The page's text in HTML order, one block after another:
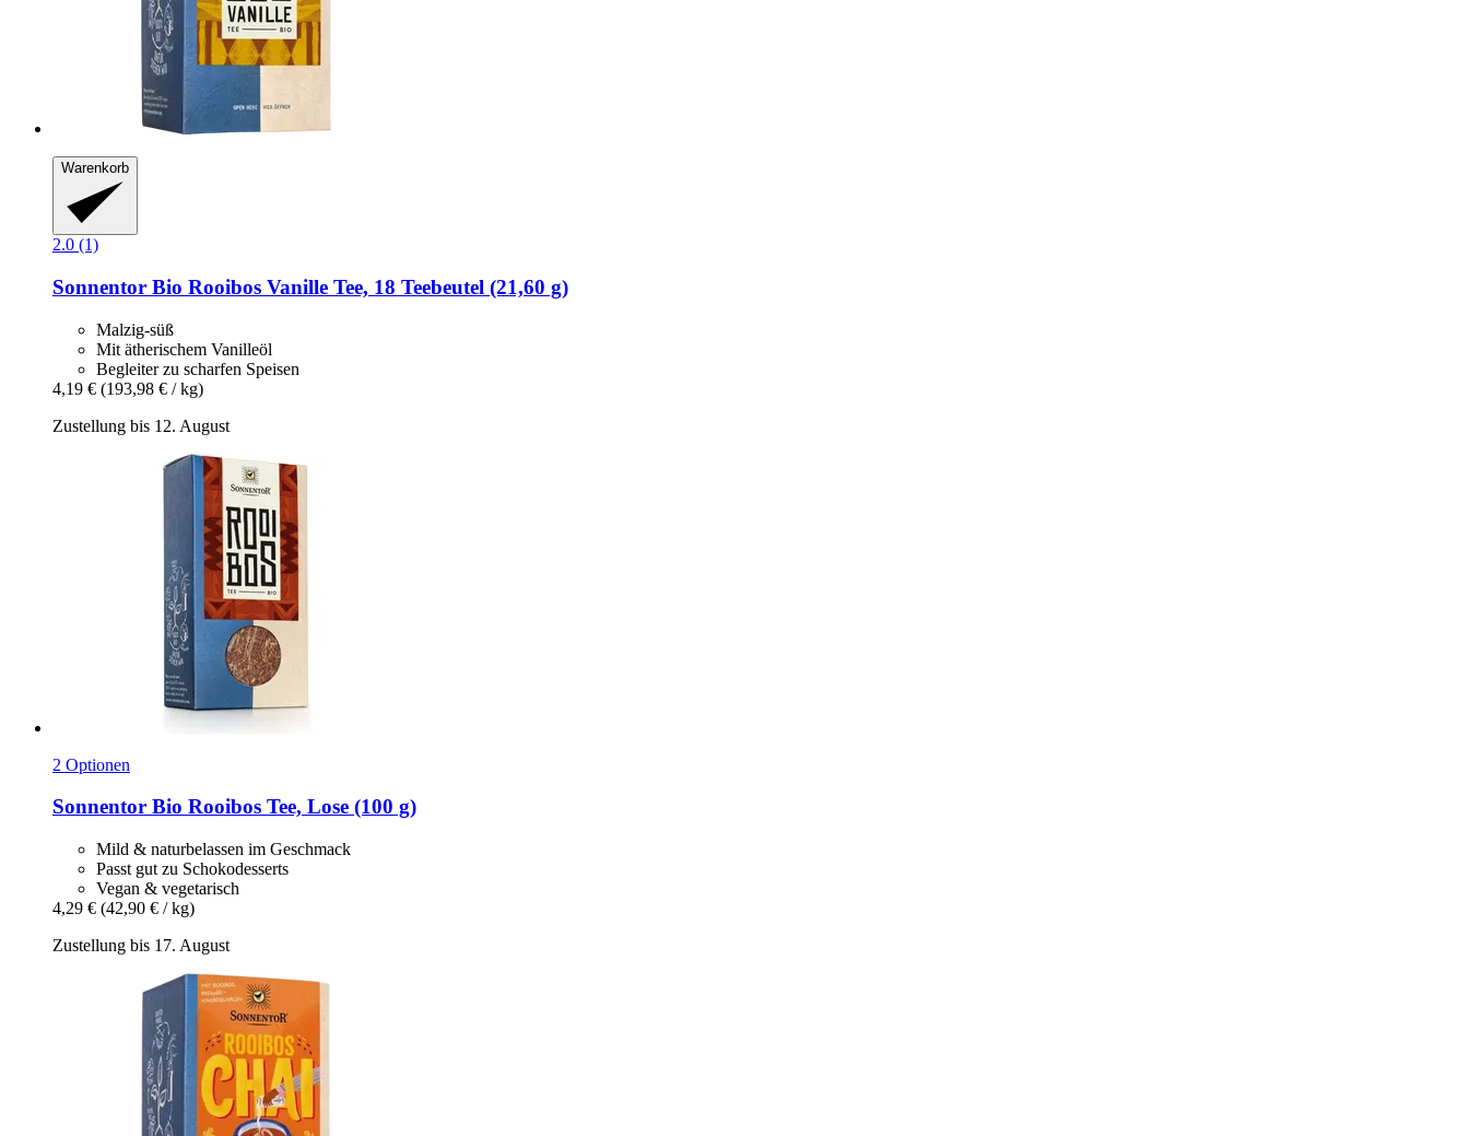
Warenkorb
2.0 (1)
Sonnentor Bio Rooibos Vanille Tee, 18 Teebeutel (21,60 g)
Malzig-süß
Mit ätherischem Vanilleöl
Begleiter zu scharfen Speisen
4,19 € (193,98 € / kg)
Zustellung bis 12. August
2 Optionen
Sonnentor Bio Rooibos Tee, Lose (100 g)
Mild & naturbelassen im Geschmack
Passt gut zu Schokodesserts
Vegan & vegetarisch
4,29 € (42,90 € / kg)
Zustellung bis 17. August